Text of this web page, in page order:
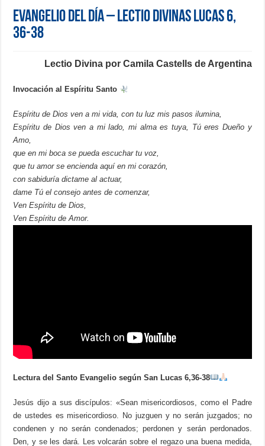
Evangelio del día – Lectio Divinas Lucas 6,
36-38
Lectio Divina por Camila Castells de Argentina
Invocación al Espíritu Santo
Espíritu de Dios ven a mi vida, con tu luz mis pasos ilumina,
Espíritu de Dios ven a mi lado, mi alma es tuya, Tú eres Dueño y
Amo,
que en mi boca se pueda escuchar tu voz,
que tu amor se encienda aquí en mi corazón,
con sabiduría dictame al actuar,
dame Tú el consejo antes de comenzar,
Ven Espíritu de Dios,
Ven Espíritu de Amor.
Lectura del Santo Evangelio según San Lucas 6,36-38
Jesús dijo a sus discípulos: «Sean misericordiosos, como el Padre
de ustedes es misericordioso. No juzguen y no serán juzgados; no
condenen y no serán condenados; perdonen y serán perdonados.
Den, y se les dará. Les volcarán sobre el regazo una buena medida,